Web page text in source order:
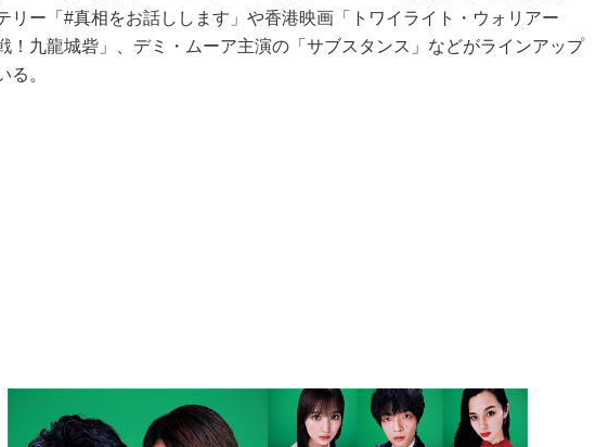
リー「#真相をお話しします」や香港映画「トワイライト・ウォリアー
九龍城砦」、デミ・ムーア主演の「サブスタンス」などがラインアップ
る。